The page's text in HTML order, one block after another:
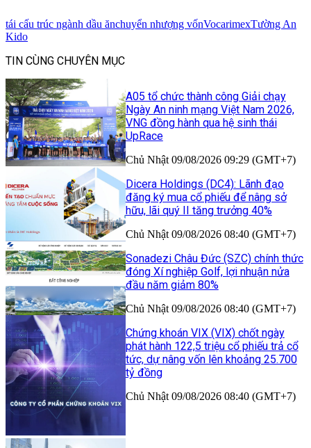
tái cấu trúc ngành dầu ănchuyển nhượng vốnVocarimexTường An
Kido
TIN CÙNG CHUYÊN MỤC
A05 tổ chức thành công Giải chạy
Ngày An ninh mạng Việt Nam 2026,
VNG đồng hành qua hệ sinh thái
UpRace
Chủ Nhật 09/08/2026 09:29 (GMT+7)
Dicera Holdings (DC4): Lãnh đạo
đăng ký mua cổ phiếu để nâng sở
hữu, lãi quý II tăng trưởng 40%
Chủ Nhật 09/08/2026 08:40 (GMT+7)
Sonadezi Châu Đức (SZC) chính thức
đóng Xí nghiệp Golf, lợi nhuận nửa
đầu năm giảm 80%
Chủ Nhật 09/08/2026 08:40 (GMT+7)
Chứng khoán VIX (VIX) chốt ngày
phát hành 122,5 triệu cổ phiếu trả cổ
tức, dự nâng vốn lên khoảng 25.700
tỷ đồng
Chủ Nhật 09/08/2026 08:40 (GMT+7)